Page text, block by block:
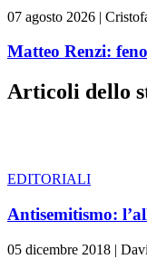
07 agosto 2026 |
Matteo Renzi:
Articoli dello
EDITORIALI
Antisemitismo:
05 dicembre 2018 |